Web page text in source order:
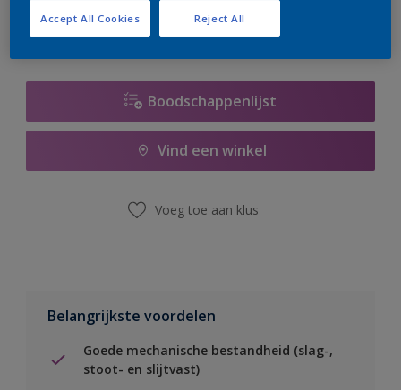
Boodschappenlijst
Vind een winkel
Voeg toe aan klus
Belangrijkste voordelen
Goede mechanische bestandheid (slag-,
stoot- en slijtvast)
Reject All
Accept All Cookies